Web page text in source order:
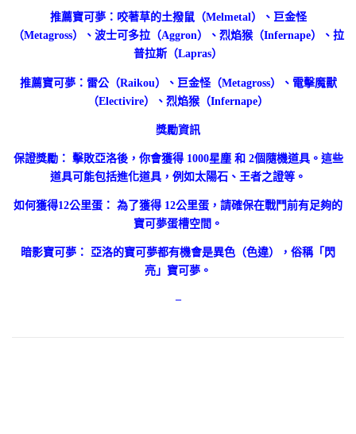
推薦寶可夢：咬著草的土撥鼠（Melmetal）、巨金怪
（Metagross）、波士可多拉（Aggron）、烈焰猴（Infernape）、拉
普拉斯（Lapras）
推薦寶可夢：雷公（Raikou）、巨金怪（Metagross）、電擊魔獸
（Electivire）、烈焰猴（Infernape）
獎勵資訊
保證獎勵： 擊敗亞洛後，你會獲得 1000星塵 和 2個隨機道具。這些
道具可能包括進化道具，例如太陽石、王者之證等。
如何獲得12公里蛋： 為了獲得 12公里蛋，請確保在戰鬥前有足夠的
寶可夢蛋槽空間。
暗影寶可夢： 亞洛的寶可夢都有機會是異色（色違），俗稱「閃
亮」寶可夢。
–